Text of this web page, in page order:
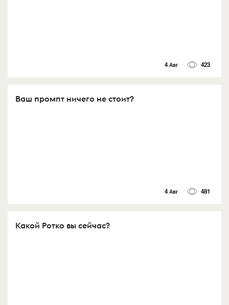
4 Авг 423
Ваш промпт ничего не стоит?
4 Авг 481
Какой Ротко вы сейчас?